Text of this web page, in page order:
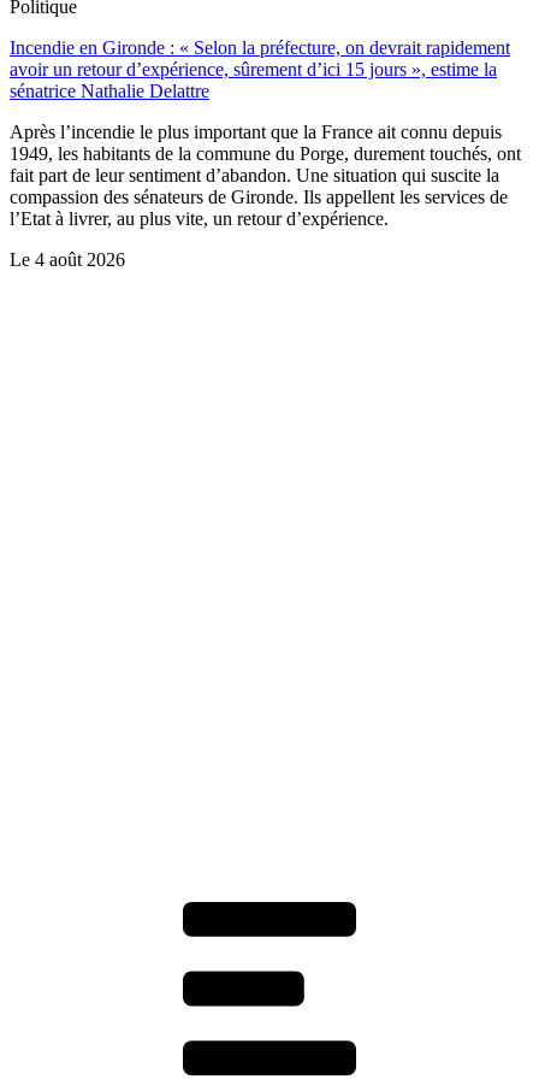
Politique
Incendie en Gironde : « Selon la préfecture, on devrait rapidement
avoir un retour d’expérience, sûrement d’ici 15 jours », estime la
sénatrice Nathalie Delattre
Après l’incendie le plus important que la France ait connu depuis
1949, les habitants de la commune du Porge, durement touchés, ont
fait part de leur sentiment d’abandon. Une situation qui suscite la
compassion des sénateurs de Gironde. Ils appellent les services de
l’Etat à livrer, au plus vite, un retour d’expérience.
Le 4 août 2026